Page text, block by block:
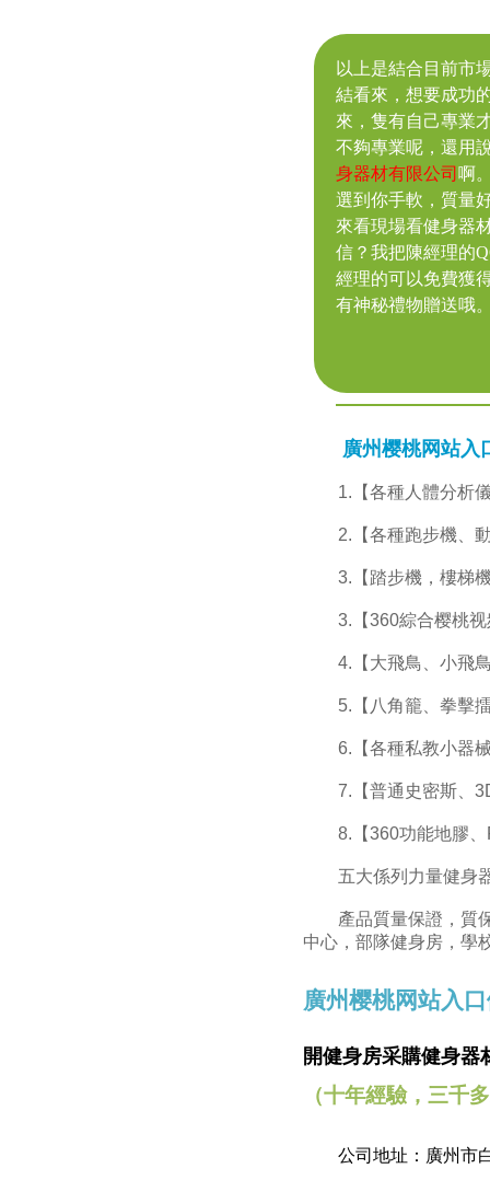
以上是結合目前市
結看來，想要成功
來，隻有自己專業
不夠專業呢，還用
身器材有限公司 啊
選到你手軟，質量
來看現場看健身器
信？我把陳經理的
經理的可以免費獲
有神秘禮物贈送哦
廣州樱桃网站入口
1.【各種人體分析
2.【各種跑步機、動
3.【踏步機，樓梯機
3.【360綜合樱桃视
4.【大飛鳥、小飛鳥
5.【八角籠、拳擊擂
6.【各種私教小器械
7.【普通史密斯、3D
8.【360功能地膠、
五大係列力量健身器
產品質量保證，質保
中心，部隊健身房，學
廣州樱桃网站入
開健身房采購健身器
（十年經驗，三千
公司地址：廣州市白